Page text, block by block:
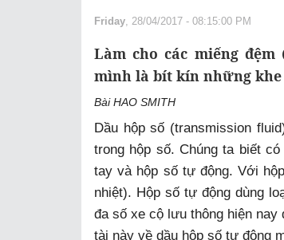
Friday , 28/04/2017 - 08:15:00 PM
Làm cho các miếng
mình là bít kín những khe
Bài HAO SMITH
Dầu hộp số (transmission
trong hộp số. Chúng ta biết
tay và hộp số tự động. Với
nhiệt). Hộp số tự động dùng
đa số xe cộ lưu thông hiện nay
tài này về dầu hộp số tự động